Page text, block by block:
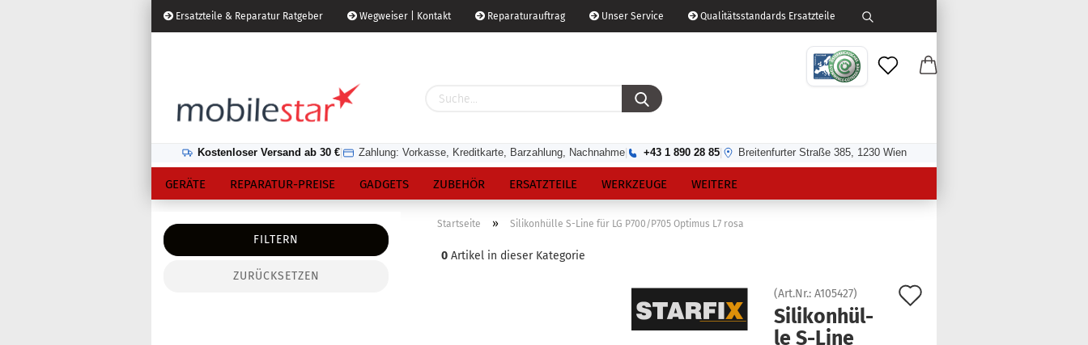
Ersatzteile & Reparatur Ratgeber Wegweiser | Kontakt Reparaturauftrag Unser Service Qualitätsstandards Ersatzteile
Kostenloser Versand ab 30 € Zahlung: Vorkasse, Kreditkarte, Barzahlung, Nachnahme +43 1 890 28 85 Breitenfurter Straße 385, 1230 Wien
GERÄTE REPARATUR-PREISE GADGETS ZUBEHÖR ERSATZTEILE WERKZEUGE WEITERE
Startseite » Silikonhülle S-Line für LG P700/P705 Optimus L7 rosa
0 Artikel in dieser Kategorie
(Art.Nr.:A105427)
Si­li­kon­hül­
le S-​Line
FILTERN
ZURÜCKSETZEN